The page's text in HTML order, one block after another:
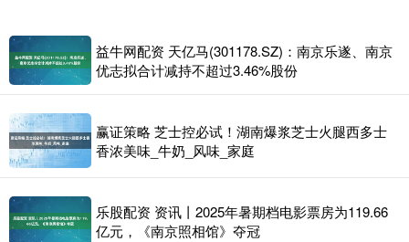
益牛网配资 天亿马(301178.SZ)：南京乐遂、南京
优志拟合计减持不超过3.46%股份
赢证策略 芝士控必试！湖南爆浆芝士火腿西多士
香浓美味_牛奶_风味_家庭
乐股配资 资讯丨2025年暑期档电影票房为119.66
亿元，《南京照相馆》夺冠